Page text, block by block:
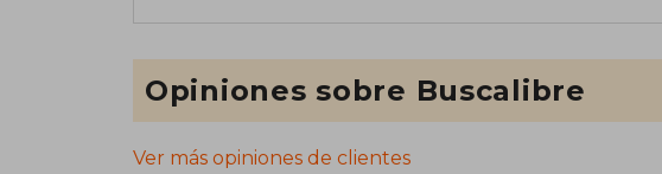
Opiniones sobre Buscalibre
Ver más opiniones de clientes